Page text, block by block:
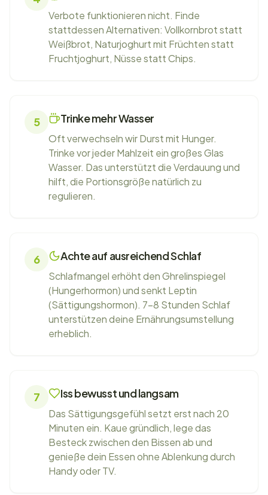
Verbote funktionieren nicht. Finde
stattdessen Alternativen: Vollkornbrot statt
Weißbrot, Naturjoghurt mit Früchten statt
Fruchtjoghurt, Nüsse statt Chips.
5 Trinke mehr Wasser
Oft verwechseln wir Durst mit Hunger.
Trinke vor jeder Mahlzeit ein großes Glas
Wasser. Das unterstützt die Verdauung und
hilft, die Portionsgröße natürlich zu
regulieren.
6 Achte auf ausreichend Schlaf
Schlafmangel erhöht den Ghrelinspiegel
(Hungerhormon) und senkt Leptin
(Sättigungshormon). 7-8 Stunden Schlaf
unterstützen deine Ernährungsumstellung
erheblich.
7 Iss bewusst und langsam
Das Sättigungsgefühl setzt erst nach 20
Minuten ein. Kaue gründlich, lege das
Besteck zwischen den Bissen ab und
genieße dein Essen ohne Ablenkung durch
Handy oder TV.